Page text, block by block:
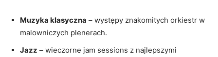
Muzyka klasyczna – występy‍ znakomitych orkiestr w
⁣malowniczych plenerach.
Jazz – wieczorne jam sessions z najlepszymi